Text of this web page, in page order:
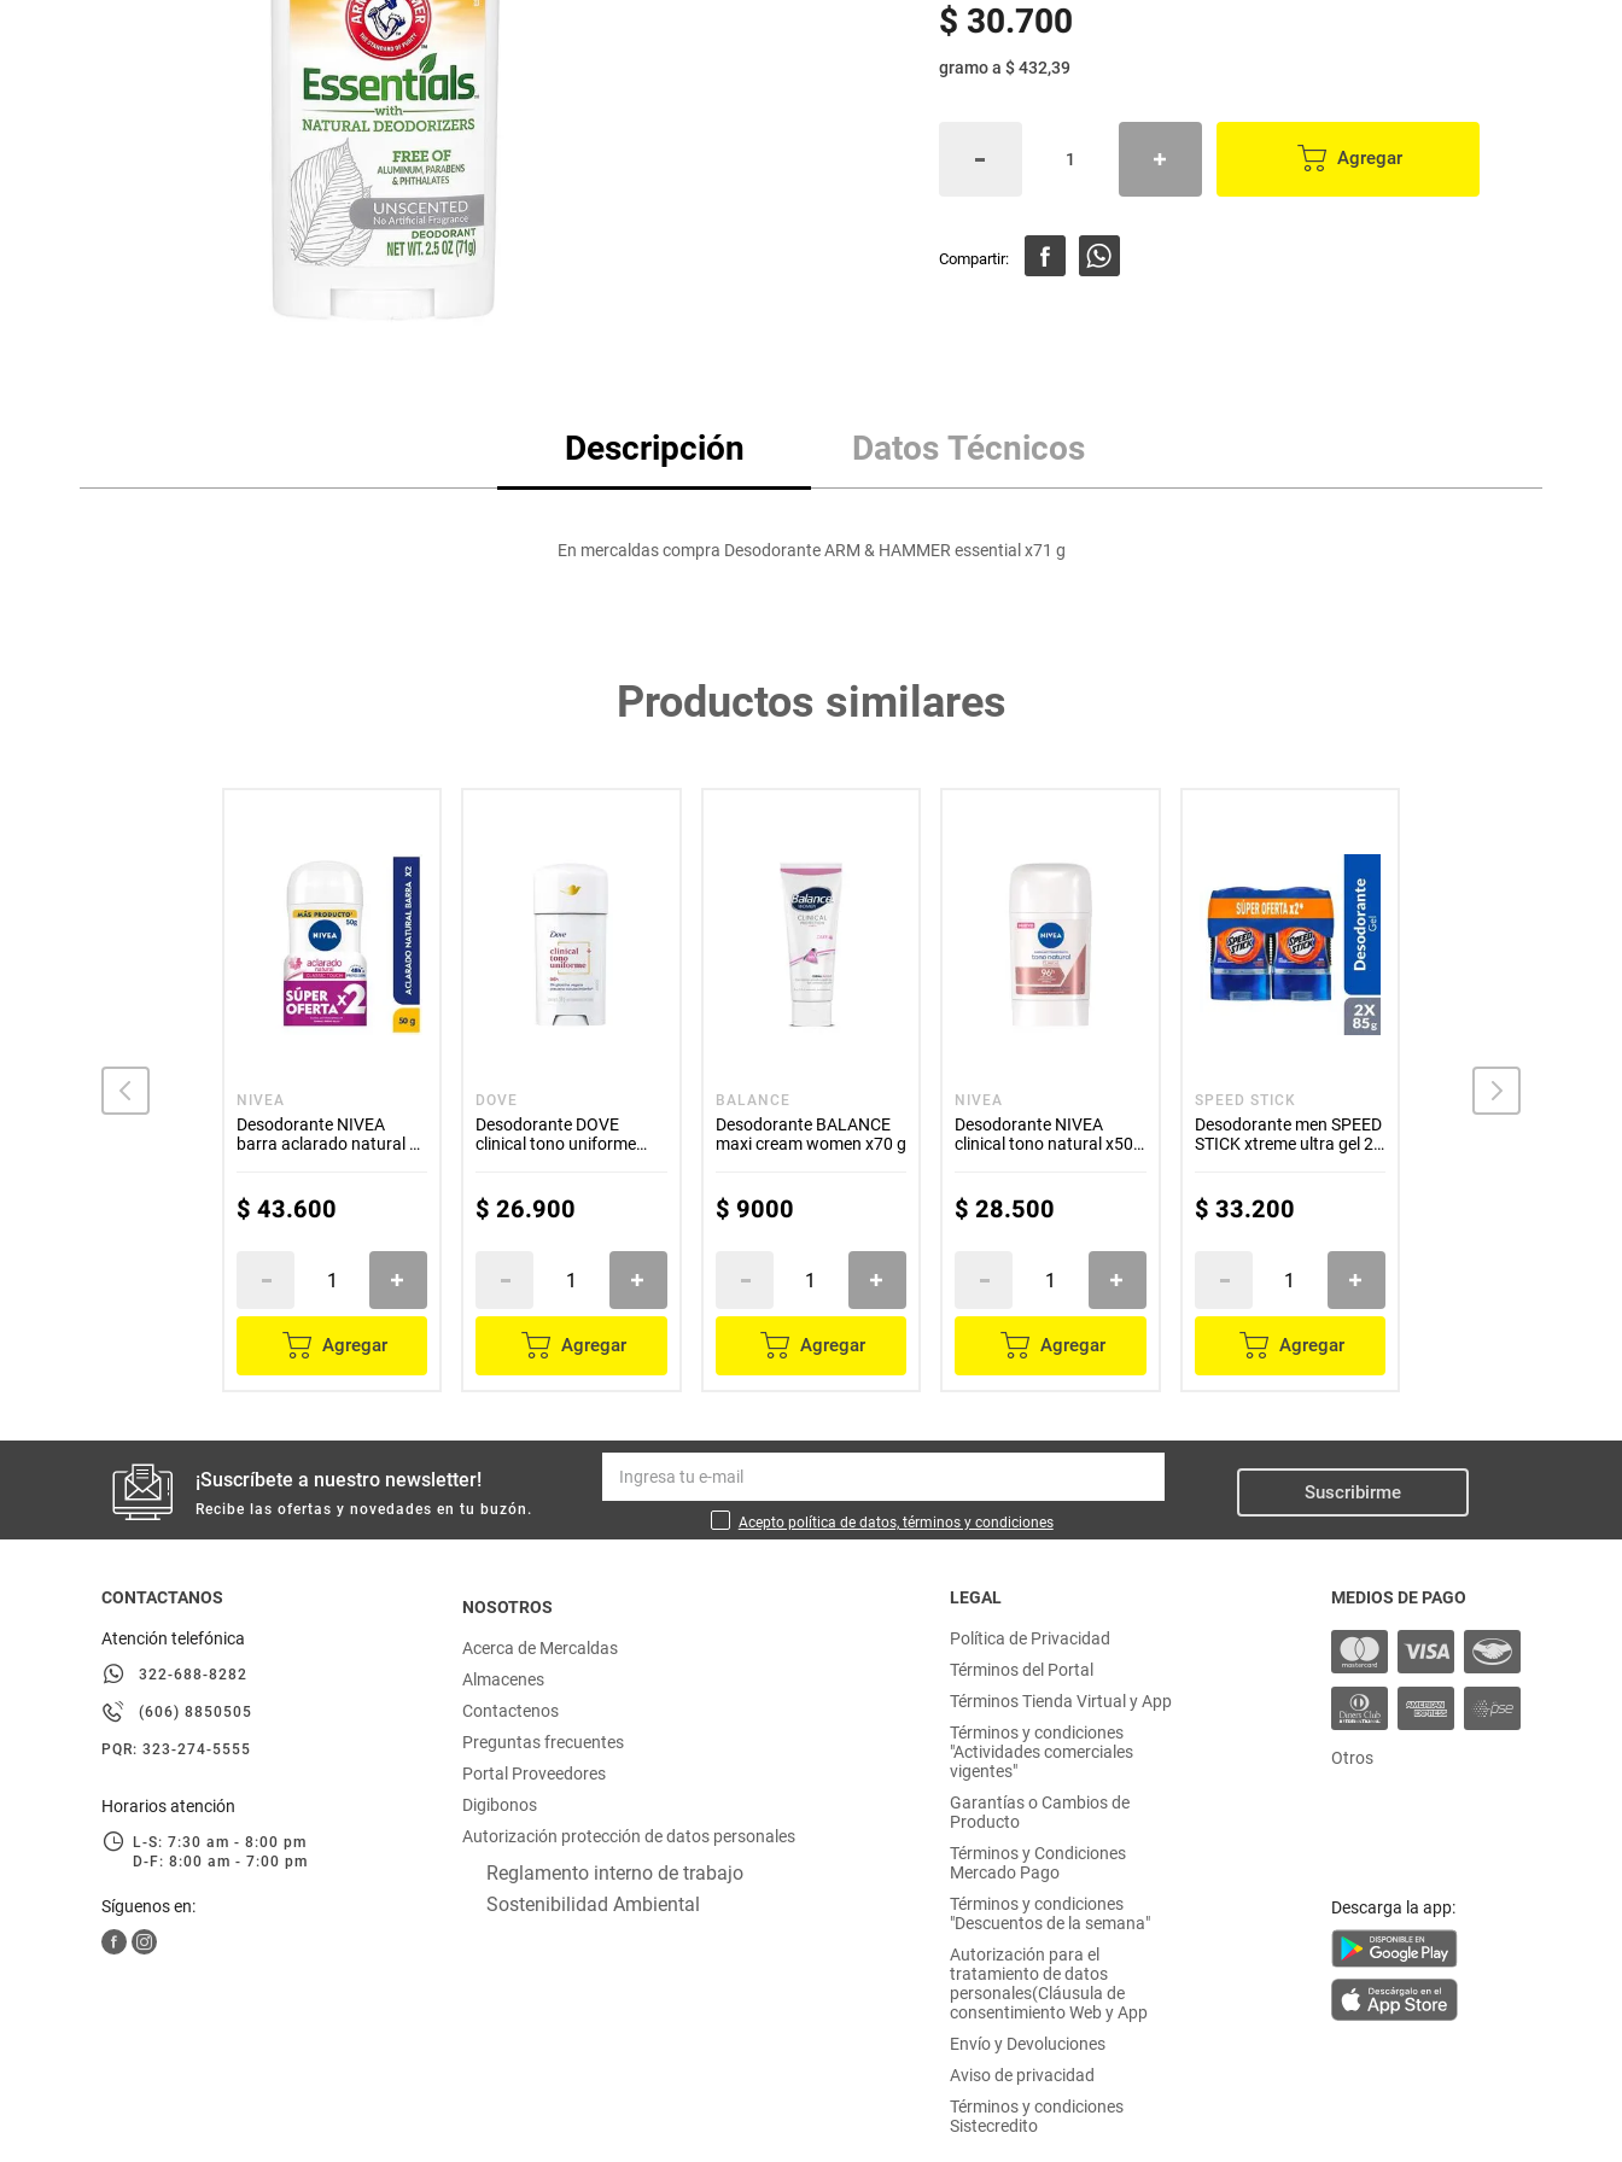
otros
$ 30.700
gramoa $ 432,39
Agregar
Descripción Datos Técnicos
En mercaldas compra Desodorante ARM & HAMMER essential x71 g
Productos similares
NIVEA
Desodorante NIVEA
barra aclarado natural 2
$ 43.600
Agregar
DOVE
Desodorante DOVE
clinical tono uniforme
$ 26.900
Agregar
BALANCE
Desodorante BALANCE
maxi cream women x70 g
$ 9000
Agregar
NIVEA
Desodorante NIVEA
clinical tono natural x50
$ 28.500
Agregar
SPEED STICK
Desodorante men SPEED
STICK xtreme ultra gel 2
$ 33.200
Agregar
REXONA
¡Suscríbete a nuestro newsletter!
Recibe las ofertas y novedades en tu buzón.
Acepto política de datos, términos y condiciones
Suscribirme
CONTACTANOS
Atención telefónica
322-688-8282
(606) 8850505
PQR: 323-274-5555
Horarios atención
L-S: 7:30 am - 8:00 pm
D-F: 8:00 am - 7:00 pm
Síguenos en:
NOSOTROS
Acerca de Mercaldas
Almacenes
Contactenos
Preguntas frecuentes
Portal Proveedores
Digibonos
Autorización protección de datos personales
Reglamento interno de trabajo
Sostenibilidad Ambiental
LEGAL
Política de Privacidad
Términos del Portal
Términos Tienda Virtual y App
Términos y condiciones
"Actividades comerciales
vigentes"
Garantías o Cambios de
Producto
Términos y Condiciones
Mercado Pago
Términos y condiciones
"Descuentos de la semana"
Autorización para el
tratamiento de datos
personales(Cláusula de
consentimiento Web y App
Envío y Devoluciones
Aviso de privacidad
Términos y condiciones
Sistecredito
MEDIOS DE PAGO
Otros
Descarga la app:
Mantequilla